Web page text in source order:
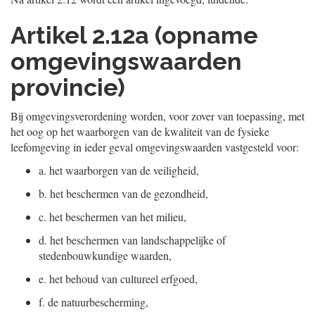
Artikel 2.12a (opname
omgevingswaarden
provincie)
Bij omgevingsverordening worden, voor zover van toepassing, met
het oog op het waarborgen van de kwaliteit van de fysieke
leefomgeving in ieder geval omgevingswaarden vastgesteld voor:
a. het waarborgen van de veiligheid,
b. het beschermen van de gezondheid,
c. het beschermen van het milieu,
d. het beschermen van landschappelijke of
stedenbouwkundige waarden,
e. het behoud van cultureel erfgoed,
f. de natuurbescherming,